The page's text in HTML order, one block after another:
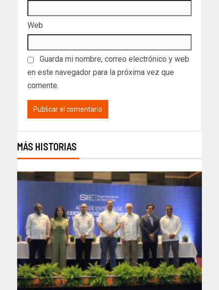
Web
Guarda mi nombre, correo electrónico y web
en este navegador para la próxima vez que
comente.
MÁS HISTORIAS